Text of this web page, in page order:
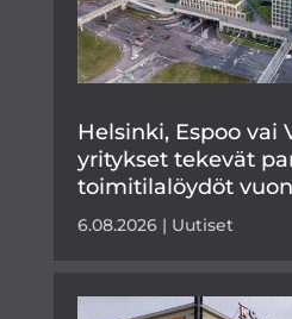
Helsinki, Espoo vai
yritykset tekevät
toimitilalöydöt
6.08.2026| Uutiset